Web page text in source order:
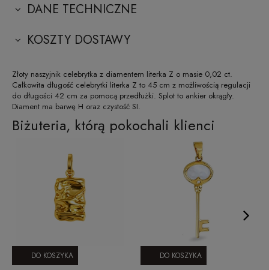
DANE TECHNICZNE
KOSZTY DOSTAWY
Złoty naszyjnik celebrytka z diamentem literka Z o masie 0,02 ct.
Całkowita długość celebrytki literka Z to 45 cm z możliwością regulacji
do długości 42 cm za pomocą przedłużki. Splot to ankier okrągły.
Diament ma barwę H oraz czystość SI.
Biżuteria, którą pokochali klienci
DO KOSZYKA DO KOSZYKA